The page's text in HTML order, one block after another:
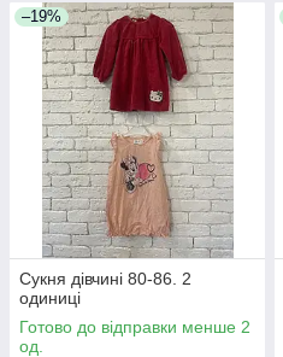
–19%
Сукня дівчині 80-86. 2
одиниці
Готово до відправки менше 2
од.